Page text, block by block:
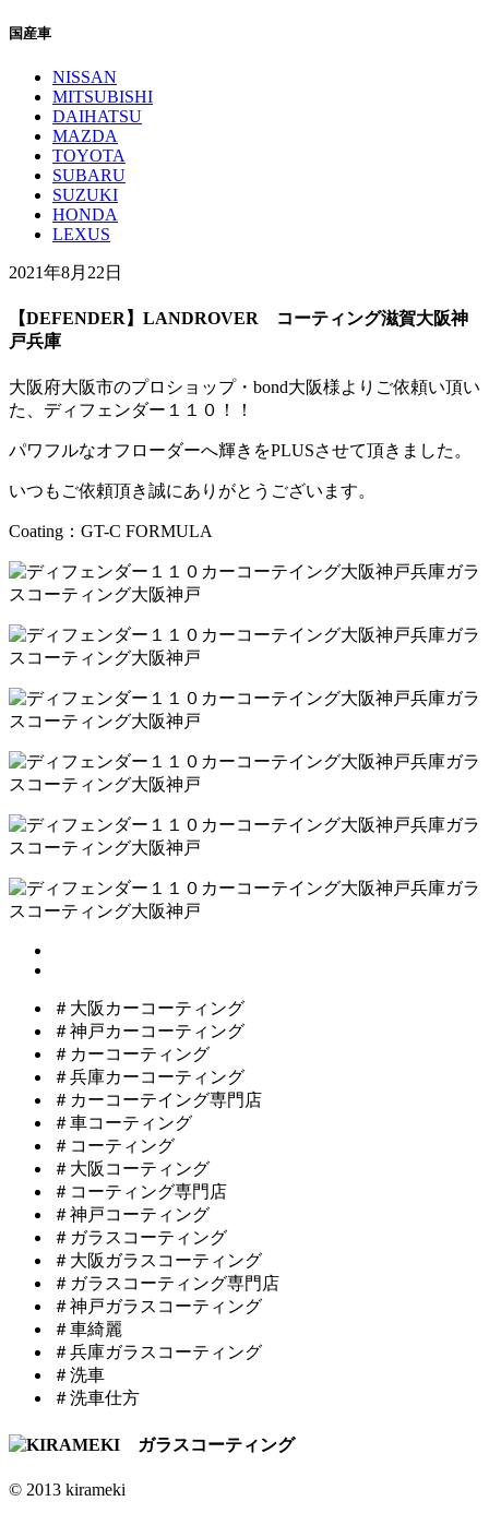
国産車
NISSAN
MITSUBISHI
DAIHATSU
MAZDA
TOYOTA
SUBARU
SUZUKI
HONDA
LEXUS
2021年8月22日
【DEFENDER】LANDROVER コーティング滋賀大阪神
戸兵庫
大阪府大阪市のプロショップ・bond大阪様よりご依頼い頂い
た、ディフェンダー１１０！！
パワフルなオフローダーへ輝きをPLUSさせて頂きました。
いつもご依頼頂き誠にありがとうございます。
Coating：GT-C FORMULA
＃大阪カーコーティング
＃神戸カーコーティング
＃カーコーティング
＃兵庫カーコーティング
＃カーコーテイング専門店
＃車コーティング
＃コーティング
＃大阪コーティング
＃コーティング専門店
＃神戸コーティング
＃ガラスコーティング
＃大阪ガラスコーティング
＃ガラスコーティング専門店
＃神戸ガラスコーティング
＃車綺麗
＃兵庫ガラスコーティング
＃洗車
＃洗車仕方
© 2013 kirameki